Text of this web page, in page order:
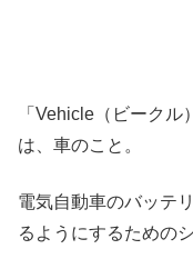
「Vehicle（ビーク
は、車のこと。
電気自動車のバッテ
るようにするための